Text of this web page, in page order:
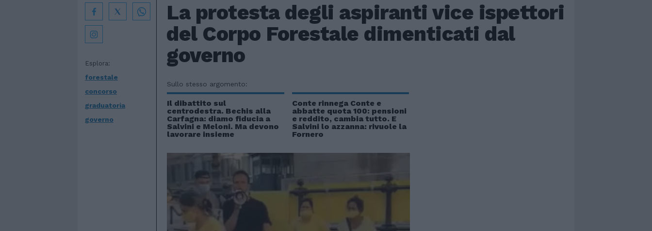
La protesta degli aspiranti vice ispettori
del Corpo Forestale dimenticati dal
governo
Esplora:
forestale
concorso
graduatoria
governo
Sullo stesso argomento:
Il dibattito sul
centrodestra. Bechis alla
Carfagna: diamo fiducia a
Salvini e Meloni. Ma devono
lavorare insieme
Conte rinnega Conte e
abbatte quota 100: pensioni
e reddito, cambia tutto. E
Salvini lo azzanna: rivuole la
Fornero